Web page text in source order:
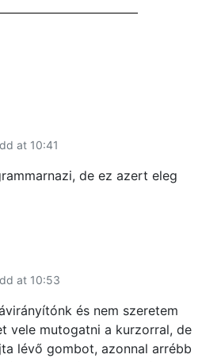
at 10:41
de ez azert eleg
at 10:53
és nem szeretem
vele mutogatni a kurzorral, de
lévő gombot, azonnal arrébb